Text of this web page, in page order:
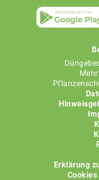
Erklärung